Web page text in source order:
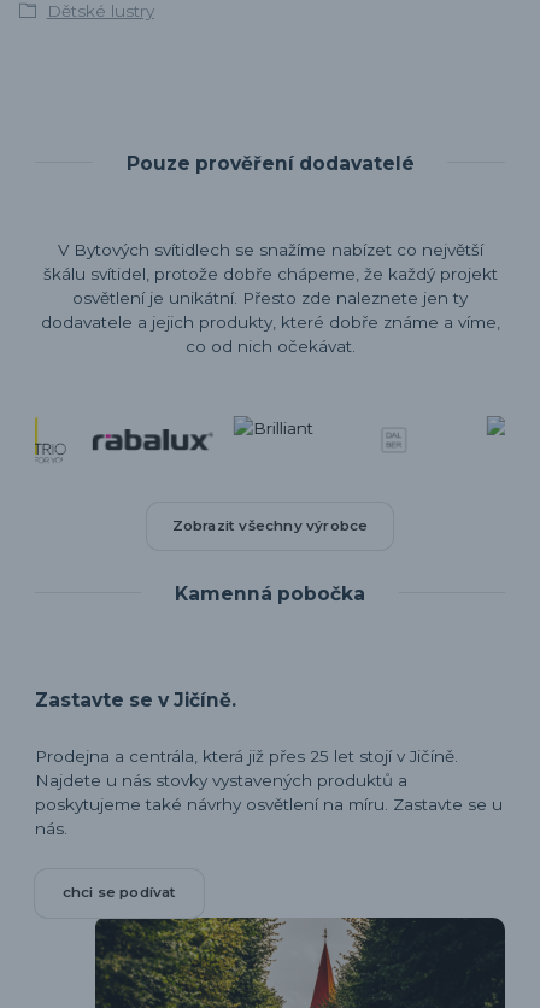
Dětské lustry
Pouze prověření dodavatelé
V Bytových svítidlech se snažíme nabízet co největší
škálu svítidel, protože dobře chápeme, že každý projekt
osvětlení je unikátní. Přesto zde naleznete jen ty
dodavatele a jejich produkty, které dobře známe a víme,
co od nich očekávat.
Zobrazit všechny výrobce
Kamenná pobočka
Zastavte se v Jičíně.
Prodejna a centrála, která již přes 25 let stojí v Jičíně.
Najdete u nás stovky vystavených produktů a
poskytujeme také návrhy osvětlení na míru. Zastavte se u
nás.
chci se podívat